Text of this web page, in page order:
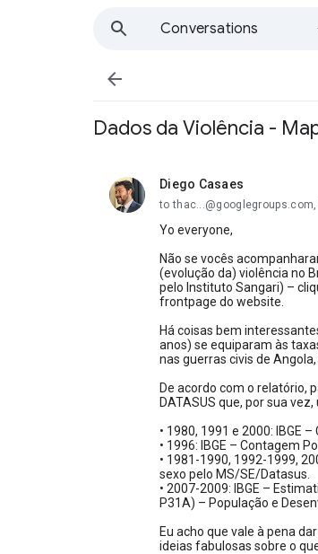
Conversations

Dados da Violência -
Diego Casaes
unread,
to
Yo everyone,
Não se vocês
(evolução da) violência no
pelo Instituto Sangari) –
frontpage do website.
Há coisas bem
anos) se equiparam às
nas guerras civis de
De acordo com o relatório,
DATASUS que, por sua
• 1980, 1991 e 2000: IBGE
• 1996: IBGE – Contagem
• 1981-1990, 1992-1999,
sexo pelo MS/SE/Datasus.
• 2007-2009: IBGE –
P31A) – População e
Eu acho que vale à pena
ideias fabulosas sobre o